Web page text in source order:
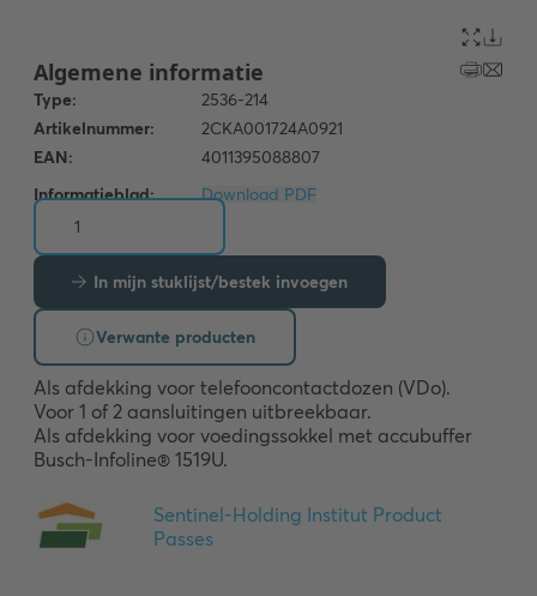
Informatieblad: Download PDF
In mijn stuklijst/bestek invoegen
Verwante producten
Als afdekking voor telefooncontactdozen (VDo).
Voor 1 of 2 aansluitingen uitbreekbaar.
Als afdekking voor voedingssokkel met accubuffer
Busch-Infoline® 1519U.